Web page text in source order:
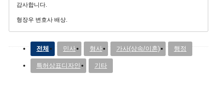
감사합니다.
형장우 변호사 배상.
전체 민사 형사 가사(상속/이혼) 행정
특허상표디자인 기타